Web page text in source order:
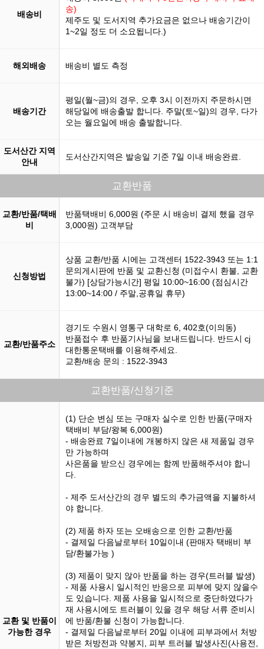
배송비
송)
제주도 및 도서지역 추가요금은 없으나 배송기간이
1~2일 정도 더 소요됩니다.)
해외배송 배송비 별도 측정
배송기간
평일(월~금)의 경우, 오후 3시 이전까지 주문하시면
해당일에 배송출발 합니다. 주말(토~일)의 경우, 다가
오는 월요일에 배송 출발합니다.
도서산간 지역
안내
도서산간지역은 발송일 기준 7일 이내 배송완료.
교환반품
교환/반품/택배
비
반품택배비 6,000원 (주문 시 배송비 결제 했을 경우
3,000원) 고객부담
신청방법
상품 교환/반품 시에는 고객센터 1522-3943 또는 1:1
문의게시판에 반품 및 교환신청 (미접수시 환불, 교환
불가) [상담가능시간] 평일 10:00~16:00 (점심시간
13:00~14:00 / 주말,공휴일 휴무)
교환/반품주소
경기도 수원시 영통구 대학로 6, 402호(이의동)
반품접수 후 반품기사님을 보내드립니다. 반드시 cj
대한통운택배를 이용해주세요.
교환/배송 문의 : 1522-3943
교환반품/신청기준
교환 및 반품이
가능한 경우
(1) 단순 변심 또는 구매자 실수로 인한 반품(구매자
택배비 부담/왕복 6,000원)
- 배송완료 7일이내에 개봉하지 않은 새 제품일 경우
만 가능하며
사은품을 받으신 경우에는 함께 반품해주셔야 합니
다.
- 제주 도서산간의 경우 별도의 추가금액을 지불하셔
야 합니다.
(2) 제품 하자 또는 오배송으로 인한 교환/반품
- 결제일 다음날로부터 10일이내 (판매자 택배비 부
담/환불가능 )
(3) 제품이 맞지 않아 반품을 하는 경우(트러블 발생)
- 제품 사용시 일시적인 반응으로 피부에 맞지 않을수
도 있습니다. 제품 사용을 일시적으로 중단하였다가
재 사용시에도 트러블이 있을 경우 해당 서류 준비시
에 반품/환불 신청이 가능합니다.
- 결제일 다음날로부터 20일 이내에 피부과에서 처방
받은 처방전과 약봉지, 피부 트러블 발생사진(사용전,